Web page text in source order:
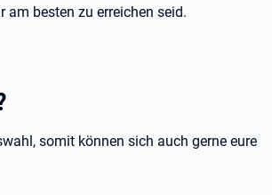
besten zu erreichen seid.
somit können sich auch gerne eure